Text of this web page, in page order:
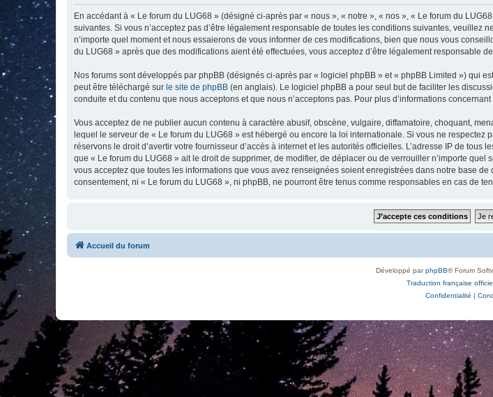
En accédant à « Le forum du LUG68 » (désigné ci-après par « nous », « notre », « nos », « Le forum du
suivantes. Si vous n’acceptez pas d’être légalement responsable de toutes les conditions suivantes,
n’importe quel moment et nous essaierons de vous informer de ces modifications, bien que nous vous
du LUG68 » après que des modifications aient été effectuées, vous acceptez d’être légalement responsable
Nos forums sont développés par phpBB (désignés ci-après par « logiciel phpBB » et « phpBB Limited ») qui
peut être téléchargé sur le site de phpBB (en anglais). Le logiciel phpBB a pour seul but de faciliter les
conduite et du contenu que nous acceptons et que nous n’acceptons pas. Pour plus d’informations
Vous acceptez de ne publier aucun contenu à caractère abusif, obscène, vulgaire, diffamatoire, choquant,
lequel le serveur de « Le forum du LUG68 » est hébergé ou encore la loi internationale. Si vous ne
réservons le droit d’avertir votre fournisseur d’accès à internet et les autorités officielles. L’adresse IP de
que « Le forum du LUG68 » ait le droit de supprimer, de modifier, de déplacer ou de verrouiller n’importe
vous acceptez que toutes les informations que vous avez renseignées soient enregistrées dans notre base
consentement, ni « Le forum du LUG68 », ni phpBB, ne pourront être tenus comme responsables en cas de
Accueil du forum
Développé parphpBB® Forum
Traduction française
Confidentialité |